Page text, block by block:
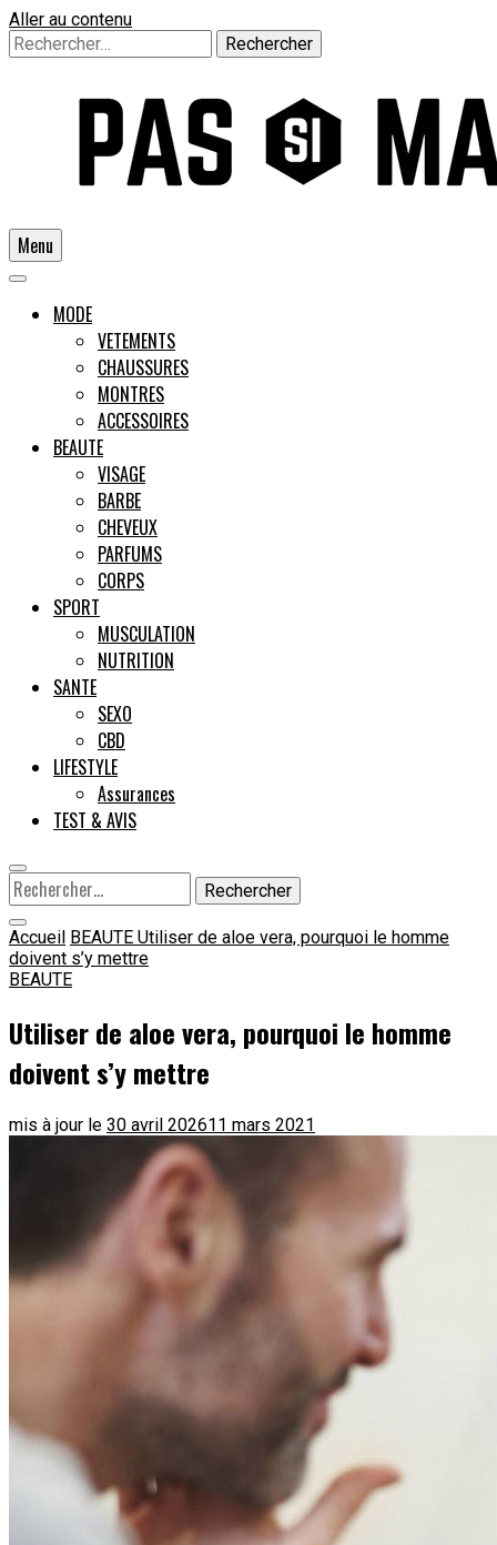
Aller au contenu
Rechercher :
Pas si
Male
Un guide pour l'homme moderne
Menu
MODE
VETEMENTS
CHAUSSURES
MONTRES
ACCESSOIRES
BEAUTE
VISAGE
BARBE
CHEVEUX
PARFUMS
CORPS
SPORT
MUSCULATION
NUTRITION
SANTE
SEXO
CBD
LIFESTYLE
Assurances
TEST & AVIS
Rechercher :
Accueil BEAUTE Utiliser de aloe vera, pourquoi le homme
doivent s’y mettre
BEAUTE
Utiliser de aloe vera, pourquoi le homme
doivent s’y mettre
mis à jour le 30 avril 202611 mars 2021